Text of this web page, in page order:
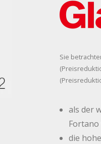
Sie
als der
Fortano
die